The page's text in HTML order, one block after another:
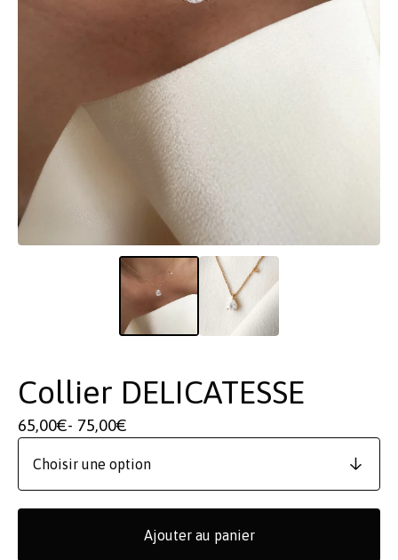
Collier DELICATESSE
65,00€- 75,00€
Ajouter au panier